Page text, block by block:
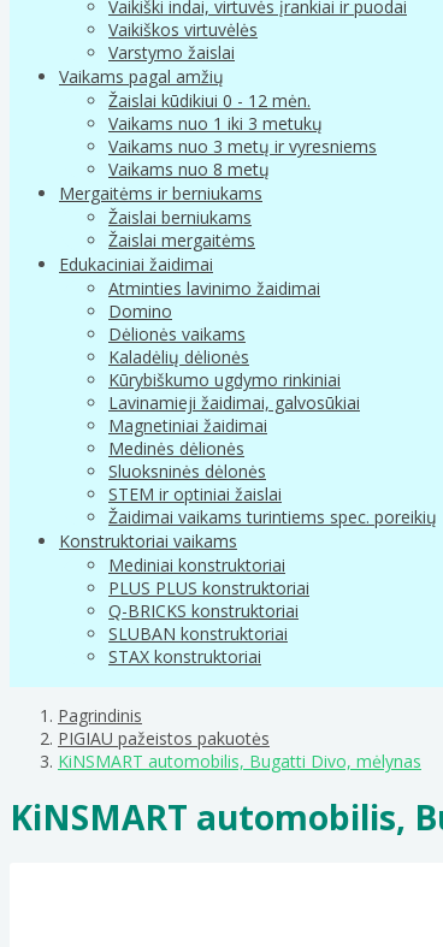
Vaikiški indai, virtuvės įrankiai ir puodai
Vaikiškos virtuvėlės
Varstymo žaislai
Vaikams pagal amžių
Žaislai kūdikiui 0 - 12 mėn.
Vaikams nuo 1 iki 3 metukų
Vaikams nuo 3 metų ir vyresniems
Vaikams nuo 8 metų
Mergaitėms ir berniukams
Žaislai berniukams
Žaislai mergaitėms
Edukaciniai žaidimai
Atminties lavinimo žaidimai
Domino
Dėlionės vaikams
Kaladėlių dėlionės
Kūrybiškumo ugdymo rinkiniai
Lavinamieji žaidimai, galvosūkiai
Magnetiniai žaidimai
Medinės dėlionės
Sluoksninės dėlonės
STEM ir optiniai žaislai
Žaidimai vaikams turintiems spec. poreikių
Konstruktoriai vaikams
Mediniai konstruktoriai
PLUS PLUS konstruktoriai
Q-BRICKS konstruktoriai
SLUBAN konstruktoriai
STAX konstruktoriai
Pagrindinis
PIGIAU pažeistos pakuotės
KiNSMART automobilis, Bugatti Divo, mėlynas
KiNSMART automobilis,